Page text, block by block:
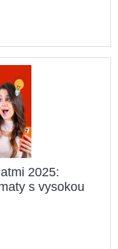
2025:
s vysokou